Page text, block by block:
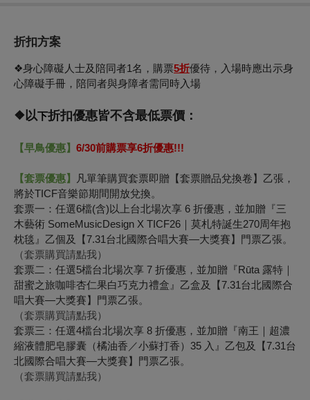
折扣方案
❖身心障礙人士及陪同者1名，購票5折優待，入場時應出示身
心障礙手冊，陪同者與身障者需同時入場
❖以下折扣優惠皆不含最低票價：
【早鳥優惠】 6/30前購票享6折優惠!!!
【套票優惠】
凡單筆購買套票即贈【套票贈品兌換卷】乙張，
將於TICF音樂節期間開放兌換。
套票一：任選6檔(含)以上台北場次享 6 折優惠，並加贈『三
木藝術 SomeMusicDesign X TICF26｜莫札特誕生270周年抱
枕毯』乙個及【7.31台北國際合唱大賽—大獎賽】門票乙張。
（套票購買請點我）
套票二：任選5檔台北場次享 7 折優惠，並加贈『Rūta 露特｜
甜蜜之旅咖啡杏仁果白巧克力禮盒』乙盒及【7.31台北國際合
唱大賽—大獎賽】門票乙張。
（套票購買請點我）
套票三：任選4檔台北場次享 8 折優惠，並加贈『南王｜超濃
縮液體肥皂膠囊（橘油香／小蘇打香）35 入』乙包及【7.31台
北國際合唱大賽—大獎賽】門票乙張。
（套票購買請點我）